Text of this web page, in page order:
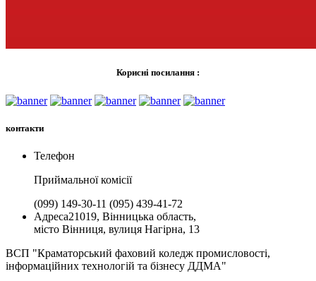
Корисні посилання :
контакти
Телефон
Приймальної комiсії
(099) 149-30-11 (095) 439-41-72
Адреса21019, Вінницька область,
місто Вінниця, вулиця Нагірна, 13
ВСП "Краматорський фаховий коледж промисловості,
інформаційних технологій та бізнесу ДДМА"